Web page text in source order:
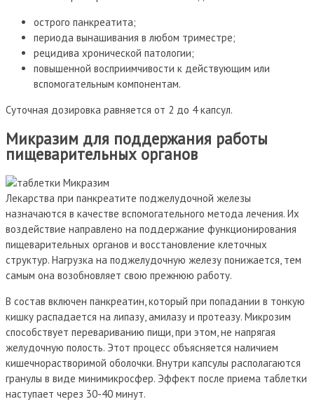
острого панкреатита;
периода вынашивания в любом триместре;
рецидива хронической патологии;
повышенной восприимчивости к действующим или
вспомогательным компонентам.
Суточная дозировка равняется от 2 до 4 капсул.
Микразим для поддержания работы
пищеварительных органов
Лекарства при панкреатите поджелудочной железы
назначаются в качестве вспомогательного метода лечения. Их
воздействие направлено на поддержание функционирования
пищеварительных органов и восстановление клеточных
структур. Нагрузка на поджелудочную железу понижается, тем
самым она возобновляет свою прежнюю работу.
В состав включен панкреатин, который при попадании в тонкую
кишку распадается на липазу, амилазу и протеазу. Микрозим
способствует перевариванию пищи, при этом, не напрягая
желудочную полость. Этот процесс объясняется наличием
кишечнорастворимой оболочки. Внутри капсулы располагаются
гранулы в виде минимикросфер. Эффект после приема таблетки
наступает через 30-40 минут.